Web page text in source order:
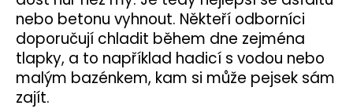
nebo betonu vyhnout. Někteří odborníci
doporučují chladit během dne zejména
tlapky, a to například hadicí s vodou nebo
malým bazénkem, kam si může pejsek sám
zajít.